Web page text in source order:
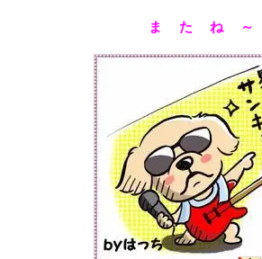
ま た ね ～